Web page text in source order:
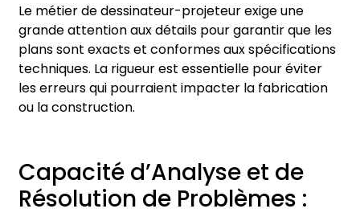
Le métier de dessinateur-projeteur exige une
grande attention aux détails pour garantir que les
plans sont exacts et conformes aux spécifications
techniques. La rigueur est essentielle pour éviter
les erreurs qui pourraient impacter la fabrication
ou la construction.
Capacité d’Analyse et de
Résolution de Problèmes :